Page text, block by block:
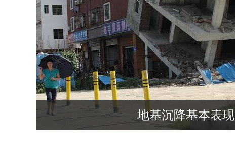
地基沉降基本表现